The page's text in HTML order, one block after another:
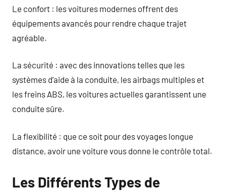
Le confort : les voitures modernes offrent des
équipements avancés pour rendre chaque trajet
agréable.
La sécurité : avec des innovations telles que les
systèmes d’aide à la conduite, les airbags multiples et
les freins ABS, les voitures actuelles garantissent une
conduite sûre.
La flexibilité : que ce soit pour des voyages longue
distance, avoir une voiture vous donne le contrôle total.
Les Différents Types de